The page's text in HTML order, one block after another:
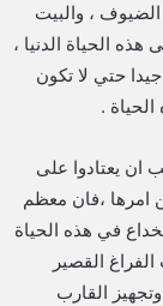
الضيوف ، والبيت
الحياة الدنيا ،
حتي لا تكون
.
ان يعتادوا على
امرها ،فان معظم
في هذه الحياة
القصير
القارب